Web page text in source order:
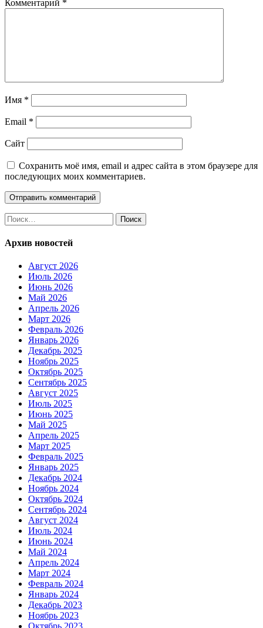
Комментарий *
Имя *
Email *
Сайт
Сохранить моё имя, email и адрес сайта в этом браузере для
последующих моих комментариев.
Найти:
Архив новостей
Август 2026
Июль 2026
Июнь 2026
Май 2026
Апрель 2026
Март 2026
Февраль 2026
Январь 2026
Декабрь 2025
Ноябрь 2025
Октябрь 2025
Сентябрь 2025
Август 2025
Июль 2025
Июнь 2025
Май 2025
Апрель 2025
Март 2025
Февраль 2025
Январь 2025
Декабрь 2024
Ноябрь 2024
Октябрь 2024
Сентябрь 2024
Август 2024
Июль 2024
Июнь 2024
Май 2024
Апрель 2024
Март 2024
Февраль 2024
Январь 2024
Декабрь 2023
Ноябрь 2023